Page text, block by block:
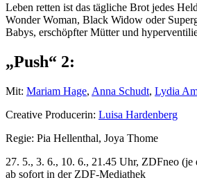
Leben retten ist das tägliche Brot jedes
Wonder Woman, Black Widow oder
Babys, erschöpfter Mütter und
„Push“ 2:
Mit: Mariam Hage, Anna Schudt, Lydia
Creative Producerin: Luisa Hardenberg
Regie: Pia Hellenthal, Joya Thome
27. 5., 3. 6., 10. 6., 21.45 Uhr, ZDFneo (je
ab sofort in der ZDF-Mediathek